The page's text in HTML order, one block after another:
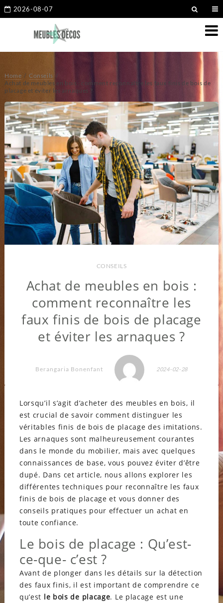
2026-08-07
Home
Conseils
Achat de meubles en bois : comment reconnaître les faux finis de bois de
placage et éviter les arnaques ?
CONSEILS
Achat de meubles en bois :
comment reconnaître les
faux finis de bois de placage
et éviter les arnaques ?
Berangaria Bonenfant 2024-02-28
Lorsqu’il s’agit d’acheter des meubles en bois, il
est crucial de savoir comment distinguer les
véritables finis de bois de placage des imitations.
Les arnaques sont malheureusement courantes
dans le monde du mobilier, mais avec quelques
connaissances de base, vous pouvez éviter d’être
dupé. Dans cet article, nous allons explorer les
différentes techniques pour reconnaître les faux
finis de bois de placage et vous donner des
conseils pratiques pour effectuer un achat en
toute confiance.
Le bois de placage : Qu’est-
ce-que- c’est ?
Avant de plonger dans les détails sur la détection
des faux finis, il est important de comprendre ce
qu’est le bois de placage. Le placage est une